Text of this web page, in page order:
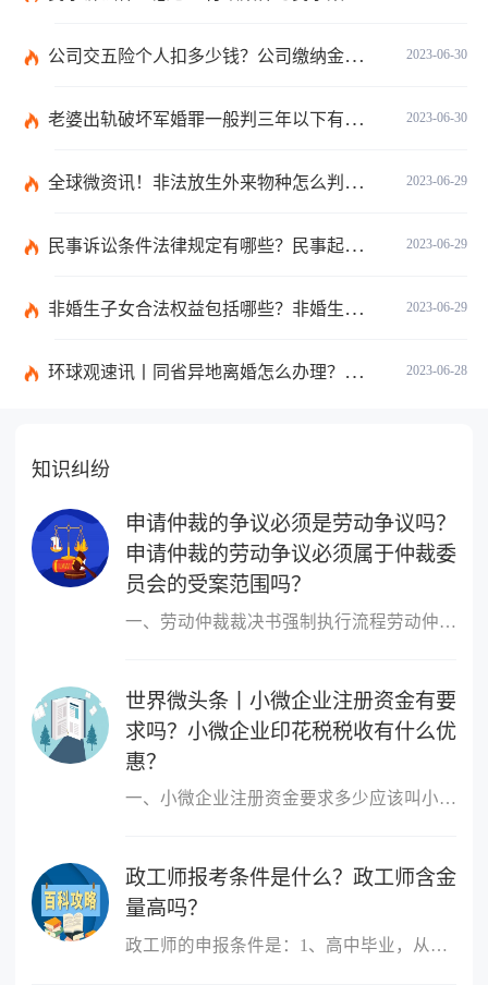
2023-06-30
公司交五险个人扣多少钱？公司缴纳金额的算法是什么？|每日短讯
2023-06-30
老婆出轨破坏军婚罪一般判三年以下有期徒刑吗？
2023-06-29
全球微资讯！非法放生外来物种怎么判？放生归哪个部门管？
2023-06-29
民事诉讼条件法律规定有哪些？民事起诉的流程的是怎样的？
2023-06-29
非婚生子女合法权益包括哪些？非婚生子女继承财产的条件是什么？ 全球热点评
2023-06-28
环球观速讯丨同省异地离婚怎么办理？夫妻异地离婚须准备哪些资料？
知识纠纷
申请仲裁的争议必须是劳动争议吗？
申请仲裁的劳动争议必须属于仲裁委
员会的受案范围吗？
一、劳动仲裁裁决书强制执行流程劳动仲裁裁决书强制执行流程如下：1
世界微头条丨小微企业注册资金有要
求吗？小微企业印花税税收有什么优
惠？
一、小微企业注册资金要求多少应该叫小微企业，小微企业的概念跟注
政工师报考条件是什么？政工师含金
量高吗？
政工师的申报条件是：1、高中毕业，从事思想政治工作三年以上;2、大